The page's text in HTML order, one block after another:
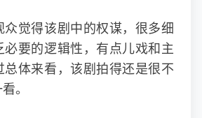
众觉得该剧中的权谋，很多细
必要的逻辑性，有点儿戏和主
总体来看，该剧拍得还是很不
。